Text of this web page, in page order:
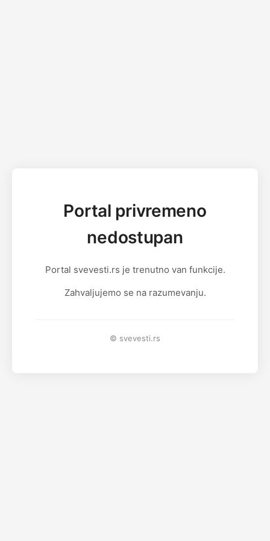
Portal privremeno
nedostupan
Portal svevesti.rs je trenutno van funkcije.
Zahvaljujemo se na razumevanju.
© svevesti.rs